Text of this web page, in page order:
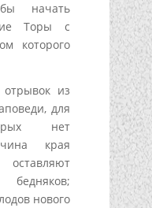
начать
Торы с
которого
из
для
нет
края
нового